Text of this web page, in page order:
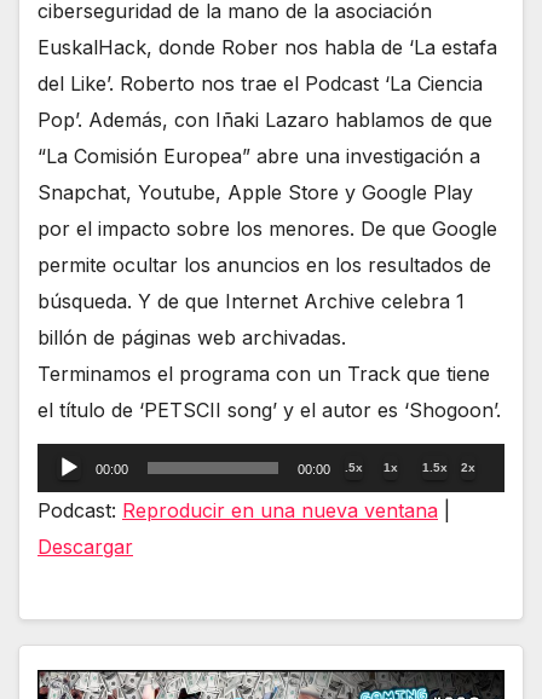
ciberseguridad de la mano de la asociación
EuskalHack, donde Rober nos habla de ‘La estafa
del Like’. Roberto nos trae el Podcast ‘La Ciencia
Pop’. Además, con Iñaki Lazaro hablamos de que
“La Comisión Europea” abre una investigación a
Snapchat, Youtube, Apple Store y Google Play
por el impacto sobre los menores. De que Google
permite ocultar los anuncios en los resultados de
búsqueda. Y de que Internet Archive celebra 1
billón de páginas web archivadas.
Terminamos el programa con un Track que tiene
el título de ‘PETSCII song’ y el autor es ‘Shogoon’.
Reproductor
de
00:00 00:00 .5x 1x 1.5x 2x
Podcast: Reproducir en una nueva ventana
Descargar